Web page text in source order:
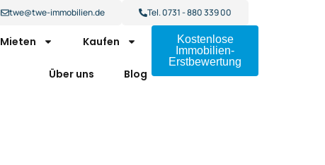
Tel. 0731 - 880 339 00
twe@twe-immobilien.de
Mieten Kaufen
Über uns Blog
Kostenlose
Immobilien-
Erstbewertung